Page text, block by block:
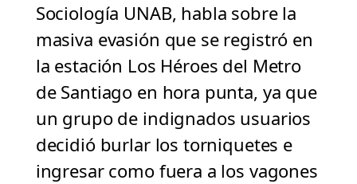
Sociología UNAB, habla sobre la
masiva evasión que se registró en
la estación Los Héroes del Metro
de Santiago en hora punta, ya que
un grupo de indignados usuarios
decidió burlar los torniquetes e
ingresar como fuera a los vagones